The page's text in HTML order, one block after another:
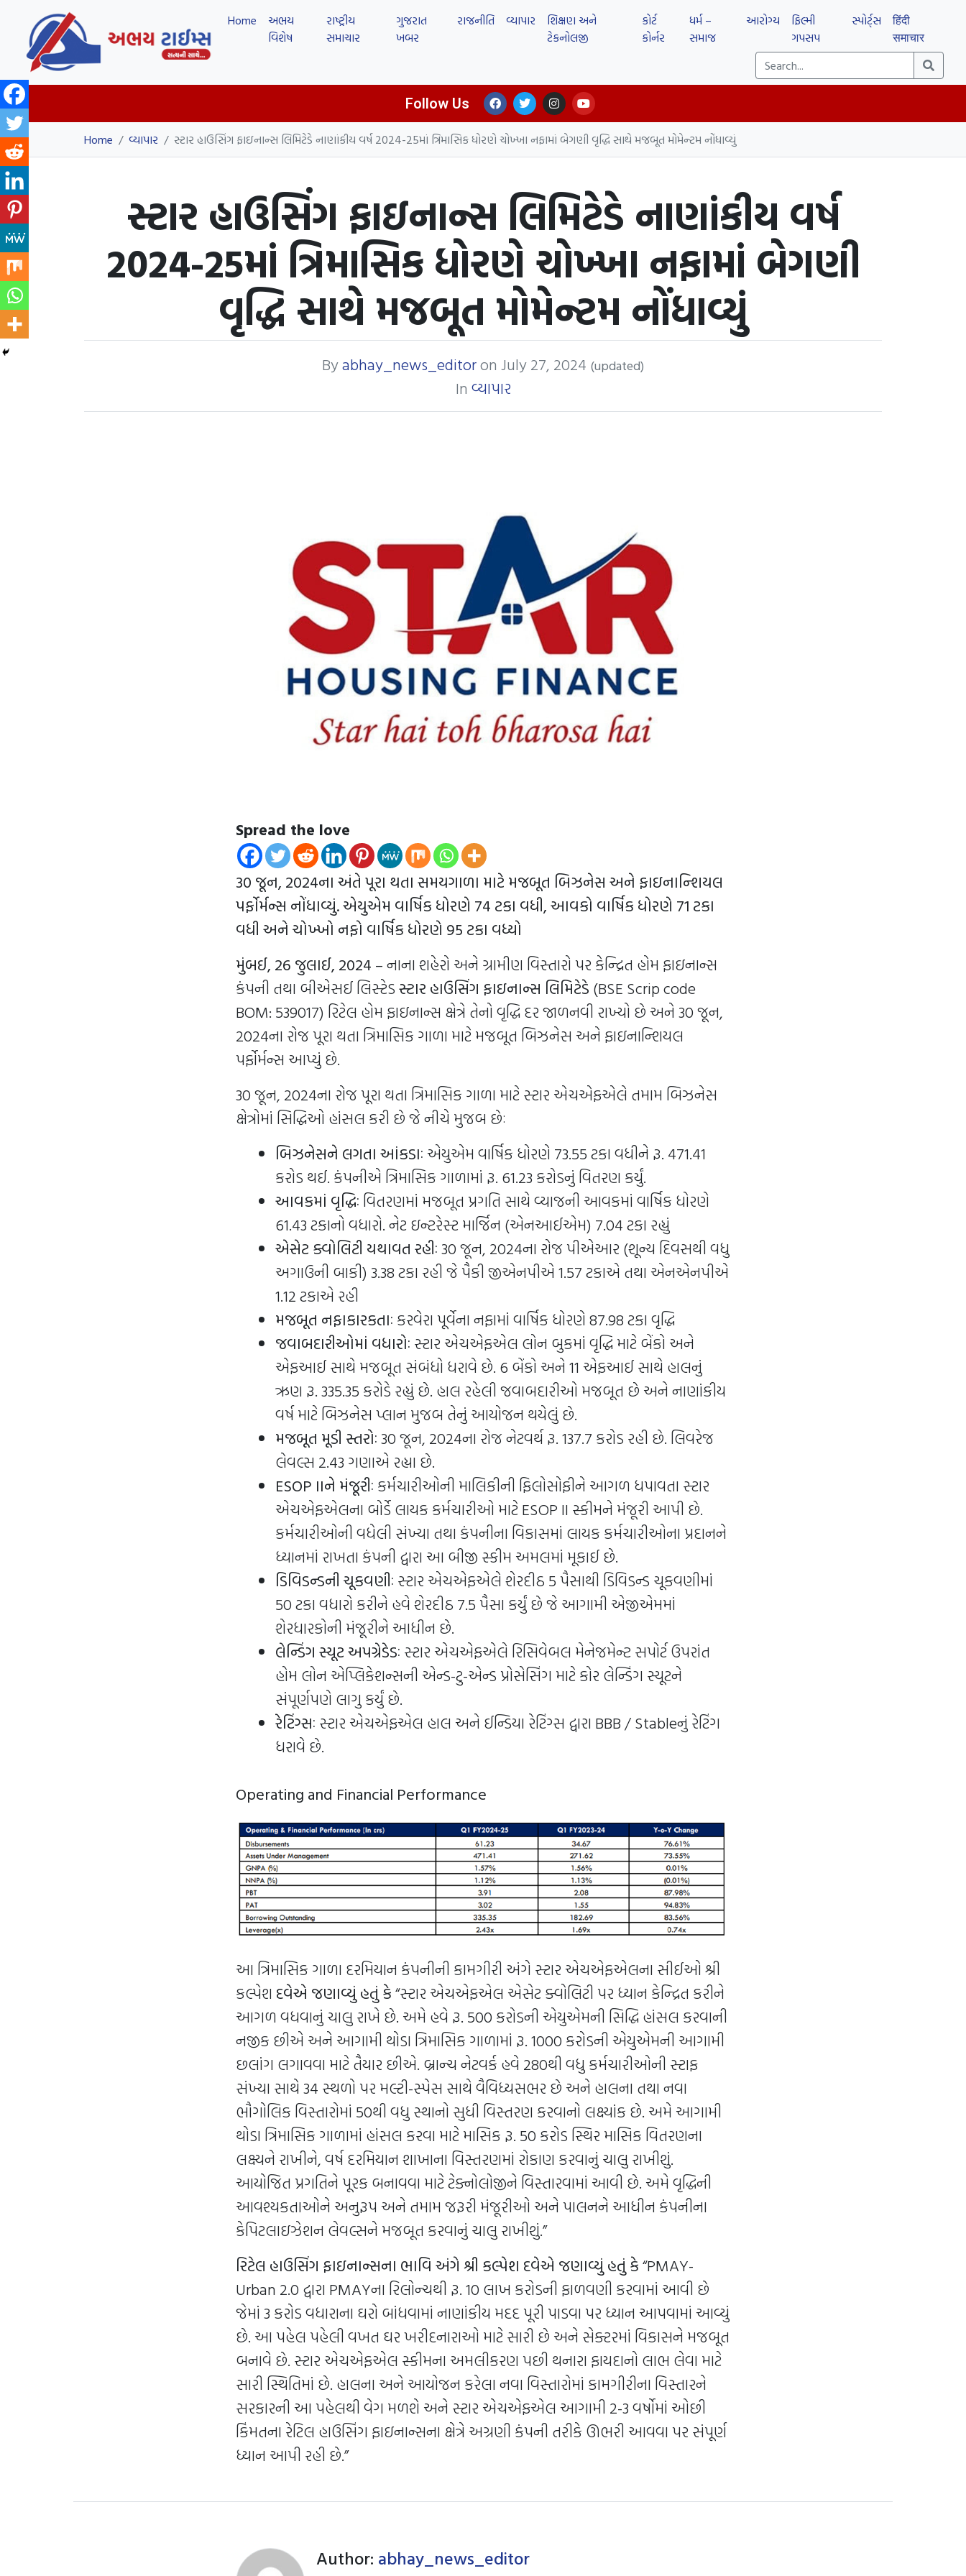
Home
અભય
વિશેષ
રાષ્ટ્રીય
સમાચાર
ગુજરાત
ખબર
રાજનીતિ વ્યાપાર
શિક્ષણ અને
ટેકનોલજી
કોર્ટ
કોર્નર
ધર્મ –
સમાજ
આરોગ્ય
ફિલ્મી
ગપસપ
સ્પોર્ટ્સ
हिंदी
समाचार
Follow Us
Home / વ્યાપાર / સ્ટાર હાઉસિંગ ફાઇનાન્સ લિમિટેડે નાણાંકીય વર્ષ 2024-25માં ત્રિમાસિક ધોરણે ચોખ્ખા નફામાં બેગણી વૃદ્ધિ સાથે મજબૂત મોમેન્ટમ નોંધાવ્યું
સ્ટાર હાઉસિંગ ફાઇનાન્સ લિમિટેડે નાણાંકીય વર્ષ
2024-25માં ત્રિમાસિક ધોરણે ચોખ્ખા નફામાં બેગણી
વૃદ્ધિ સાથે મજબૂત મોમેન્ટમ નોંધાવ્યું
Byabhay_news_editoron July 27, 2024 (updated)
In વ્યાપાર
Spread the love
30 જૂન, 2024ના અંતે પૂરા થતા સમયગાળા માટે મજબૂત બિઝનેસ અને ફાઇનાન્શિયલ
પર્ફોર્મન્સ નોંધાવ્યું. એયુએમ વાર્ષિક ધોરણે 74 ટકા વધી, આવકો વાર્ષિક ધોરણે 71 ટકા
વધી અને ચોખ્ખો નફો વાર્ષિક ધોરણે 95 ટકા વધ્યો
મુંબઈ, 26 જુલાઈ, 2024 – નાના શહેરો અને ગ્રામીણ વિસ્તારો પર કેન્દ્રિત હોમ ફાઇનાન્સ
કંપની તથા બીએસઈ લિસ્ટેડસ્ટાર હાઉસિંગ ફાઇનાન્સ લિમિટેડે (BSE Scrip code
BOM: 539017) રિટેલ હોમ ફાઇનાન્સ ક્ષેત્રે તેનો વૃદ્ધિ દર જાળનવી રાખ્યો છે અને 30 જૂન,
2024ના રોજ પૂરા થતા ત્રિમાસિક ગાળા માટે મજબૂત બિઝનેસ અને ફાઇનાન્શિયલ
પર્ફોર્મન્સ આપ્યું છે.
30 જૂન, 2024ના રોજ પૂરા થતા ત્રિમાસિક ગાળા માટે સ્ટાર એચએફએલે તમામ બિઝનેસ
ક્ષેત્રોમાં સિદ્ધિઓ હાંસલ કરી છે જે નીચે મુજબ છેઃ
બિઝનેસને લગતા આંકડાઃ એયુએમ વાર્ષિક ધોરણે 73.55 ટકા વધીને રૂ. 471.41
કરોડ થઈ. કંપનીએ ત્રિમાસિક ગાળામાં રૂ. 61.23 કરોડનું વિતરણ કર્યું.
આવકમાં વૃદ્ધિઃ વિતરણમાં મજબૂત પ્રગતિ સાથે વ્યાજની આવકમાં વાર્ષિક ધોરણે
61.43 ટકાનો વધારો. નેટ ઇન્ટરેસ્ટ માર્જિન (એનઆઈએમ) 7.04 ટકા રહ્યું
એસેટ ક્વોલિટી યથાવત રહીઃ30 જૂન, 2024ના રોજ પીએઆર (શૂન્ય દિવસથી વધુ
અગાઉની બાકી) 3.38 ટકા રહી જે પૈકી જીએનપીએ 1.57 ટકાએ તથા એનએનપીએ
1.12 ટકાએ રહી
મજબૂત નફાકારકતાઃ કરવેરા પૂર્વેના નફામાં વાર્ષિક ધોરણે 87.98 ટકા વૃદ્ધિ
જવાબદારીઓમાં વધારોઃ સ્ટાર એચએફએલ લોન બુકમાં વૃદ્ધિ માટે બેંકો અને
એફઆઈ સાથે મજબૂત સંબંધો ધરાવે છે. 6 બેંકો અને 11 એફઆઈ સાથે હાલનું
ઋણ રૂ. 335.35 કરોડે રહ્યું છે. હાલ રહેલી જવાબદારીઓ મજબૂત છે અને નાણાંકીય
વર્ષ માટે બિઝનેસ પ્લાન મુજબ તેનું આયોજન થયેલું છે.
મજબૂત મૂડી સ્તરોઃ30 જૂન, 2024ના રોજ નેટવર્થ રૂ. 137.7 કરોડ રહી છે. લિવરેજ
લેવલ્સ 2.43 ગણાએ રહ્યા છે.
ESOP IIને મંજૂરીઃ કર્મચારીઓની માલિકીની ફિલોસોફીને આગળ ધપાવતા સ્ટાર
એચએફએલના બોર્ડે લાયક કર્મચારીઓ માટે ESOP II સ્કીમને મંજૂરી આપી છે.
કર્મચારીઓની વધેલી સંખ્યા તથા કંપનીના વિકાસમાં લાયક કર્મચારીઓના પ્રદાનને
ધ્યાનમાં રાખતા કંપની દ્વારા આ બીજી સ્કીમ અમલમાં મૂકાઈ છે.
ડિવિડન્ડની ચૂકવણીઃ સ્ટાર એચએફએલે શેરદીઠ 5 પૈસાથી ડિવિડન્ડ ચૂકવણીમાં
50 ટકા વધારો કરીને હવે શેરદીઠ 7.5 પૈસા કર્યું છે જે આગામી એજીએમમાં
શેરધારકોની મંજૂરીને આધીન છે.
લેન્ડિંગ સ્યૂટ અપગ્રેડેડઃ સ્ટાર એચએફએલે રિસિવેબલ મેનેજમેન્ટ સપોર્ટ ઉપરાંત
હોમ લોન એપ્લિકેશન્સની એન્ડ-ટુ-એન્ડ પ્રોસેસિંગ માટે કોર લેન્ડિંગ સ્યૂટને
સંપૂર્ણપણે લાગુ કર્યું છે.
રેટિંગ્સઃ સ્ટાર એચએફએલ હાલ અને ઈન્ડિયા રેટિંગ્સ દ્વારા BBB / Stableનું રેટિંગ
ધરાવે છે.
Operating and Financial Performance
આ ત્રિમાસિક ગાળા દરમિયાન કંપનીની કામગીરી અંગે સ્ટાર એચએફએલના સીઈઓ શ્રી
કલ્પેશ દવેએ જણાવ્યું હતું કે“સ્ટાર એચએફએલ એસેટ ક્વોલિટી પર ધ્યાન કેન્દ્રિત કરીને
આગળ વધવાનું ચાલુ રાખે છે. અમે હવે રૂ. 500 કરોડની એયુએમની સિદ્ધિ હાંસલ કરવાની
નજીક છીએ અને આગામી થોડા ત્રિમાસિક ગાળામાં રૂ. 1000 કરોડની એયુએમની આગામી
છલાંગ લગાવવા માટે તૈયાર છીએ. બ્રાન્ચ નેટવર્ક હવે 280થી વધુ કર્મચારીઓની સ્ટાફ
સંખ્યા સાથે 34 સ્થળો પર મલ્ટી-સ્પેસ સાથે વૈવિધ્યસભર છે અને હાલના તથા નવા
ભૌગોલિક વિસ્તારોમાં 50થી વધુ સ્થાનો સુધી વિસ્તરણ કરવાનો લક્ષ્યાંક છે. અમે આગામી
થોડા ત્રિમાસિક ગાળામાં હાંસલ કરવા માટે માસિક રૂ. 50 કરોડ સ્થિર માસિક વિતરણના
લક્ષ્યને રાખીને, વર્ષ દરમિયાન શાખાના વિસ્તરણમાં રોકાણ કરવાનું ચાલુ રાખીશું.
આયોજિત પ્રગતિને પૂરક બનાવવા માટે ટેક્નોલોજીને વિસ્તારવામાં આવી છે. અમે વૃદ્ધિની
આવશ્યકતાઓને અનુરૂપ અને તમામ જરૂરી મંજૂરીઓ અને પાલનને આધીન કંપનીના
કેપિટલાઇઝેશન લેવલ્સને મજબૂત કરવાનું ચાલુ રાખીશું.”
રિટેલ હાઉસિંગ ફાઇનાન્સના ભાવિ અંગે શ્રી કલ્પેશ દવેએ જણાવ્યું હતું કે“PMAY-
Urban 2.0 દ્વારા PMAYના રિલોન્ચથી રૂ. 10 લાખ કરોડની ફાળવણી કરવામાં આવી છે
જેમાં 3 કરોડ વધારાના ઘરો બાંધવામાં નાણાંકીય મદદ પૂરી પાડવા પર ધ્યાન આપવામાં આવ્યું
છે. આ પહેલ પહેલી વખત ઘર ખરીદનારાઓ માટે સારી છે અને સેક્ટરમાં વિકાસને મજબૂત
બનાવે છે. સ્ટાર એચએફએલ સ્કીમના અમલીકરણ પછી થનારા ફાયદાનો લાભ લેવા માટે
સારી સ્થિતિમાં છે. હાલના અને આયોજન કરેલા નવા વિસ્તારોમાં કામગીરીના વિસ્તારને
સરકારની આ પહેલથી વેગ મળશે અને સ્ટાર એચએફએલ આગામી 2-3 વર્ષોમાં ઓછી
કિંમતના રેટિલ હાઉસિંગ ફાઇનાન્સના ક્ષેત્રે અગ્રણી કંપની તરીકે ઊભરી આવવા પર સંપૂર્ણ
ધ્યાન આપી રહી છે.”
Author: abhay_news_editor